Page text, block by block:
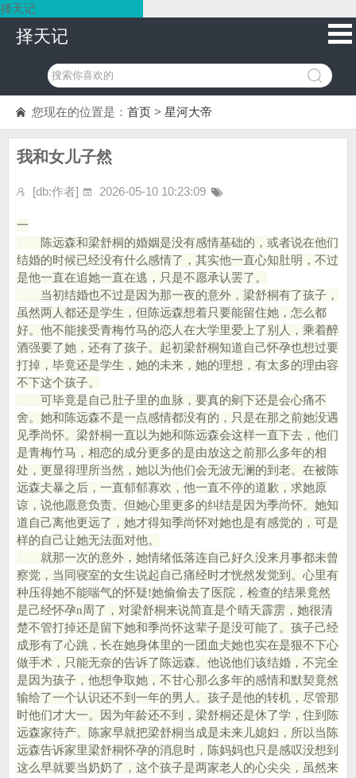
择天记
择天记
您现在的位置是： 首页 > 星河大帝
我和女儿子然
[db:作者] 2026-05-10 10:23:09
一
陈远森和梁舒桐的婚姻是没有感情基础的，或者说在他们
结婚的时候已经没有什么感情了，其实他一直心知肚明，不过
是他一直在追她一直在逃，只是不愿承认罢了。
当初结婚也不过是因为那一夜的意外，梁舒桐有了孩子，
虽然两人都还是学生，但陈远森想着只要能留住她，怎么都
好。他不能接受青梅竹马的恋人在大学里爱上了别人，乘着醉
酒强要了她，还有了孩子。起初梁舒桐知道自己怀孕也想过要
打掉，毕竟还是学生，她的未来，她的理想，有太多的理由容
不下这个孩子。
可毕竟是自己肚子里的血脉，要真的剜下还是会心痛不
舍。她和陈远森不是一点感情都没有的，只是在那之前她没遇
见季尚怀。梁舒桐一直以为她和陈远森会这样一直下去，他们
是青梅竹马，相恋的成分更多的是由放这之前那么多年的相
处，更显得理所当然，她以为他们会无波无澜的到老。在被陈
远森仧暴之后，一直郁郁寡欢，他一直不停的道歉，求她原
谅，说他愿意负责。但她心里更多的纠结是因为季尚怀。她知
道自己离他更远了，她才得知季尚怀对她也是有感觉的，可是
样的自己让她无法面对他。
就那一次的意外，她情绪低落连自己好久没来月事都未曾
察觉，当同寝室的女生说起自己痛经时才恍然发觉到。心里有
种压得她不能喘气的怀疑!她偷偷去了医院，检查的结果竟然
是己经怀孕n周了，对梁舒桐来说简直是个晴天霹雳，她很清
楚不管打掉还是留下她和季尚怀这辈子是没可能了。孩子己经
成形有了心跳，长在她身体里的一团血仧她也实在是狠不下心
做手术，只能无奈的告诉了陈远森。他说他们该结婚，不完全
是因为孩子，他想争取她，不甘心那么多年的感情和默契竟然
输给了一个认识还不到一年的男人。孩子是他的转机，尽管那
时他们才大一。因为年龄还不到，梁舒桐还是休了学，住到陈
远森家待产。陈家早就把梁舒桐当成是未来儿媳妇，所以当陈
远森告诉家里梁舒桐怀孕的消息时，陈妈妈也只是感叹没想到
这么早就要当奶奶了，这个孩子是两家老人的心尖尖，虽然来